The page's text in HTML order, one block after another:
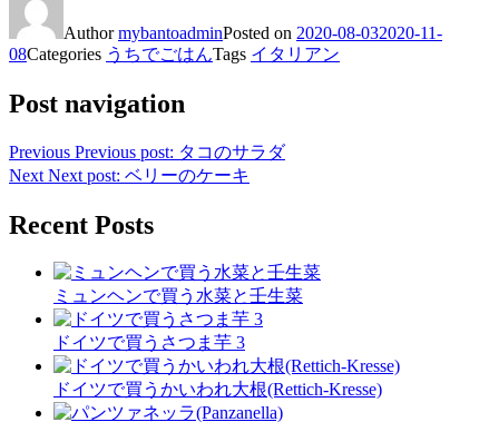
AuthormybantoadminPosted on 2020-08-032020-11-
08Categories うちでごはんTags イタリアン
Post navigation
Previous Previous post: タコのサラダ
Next Next post: ベリーのケーキ
Recent Posts
ミュンヘンで買う水菜と壬生菜
ドイツで買うさつま芋 3
ドイツで買うかいわれ大根(Rettich-Kresse)